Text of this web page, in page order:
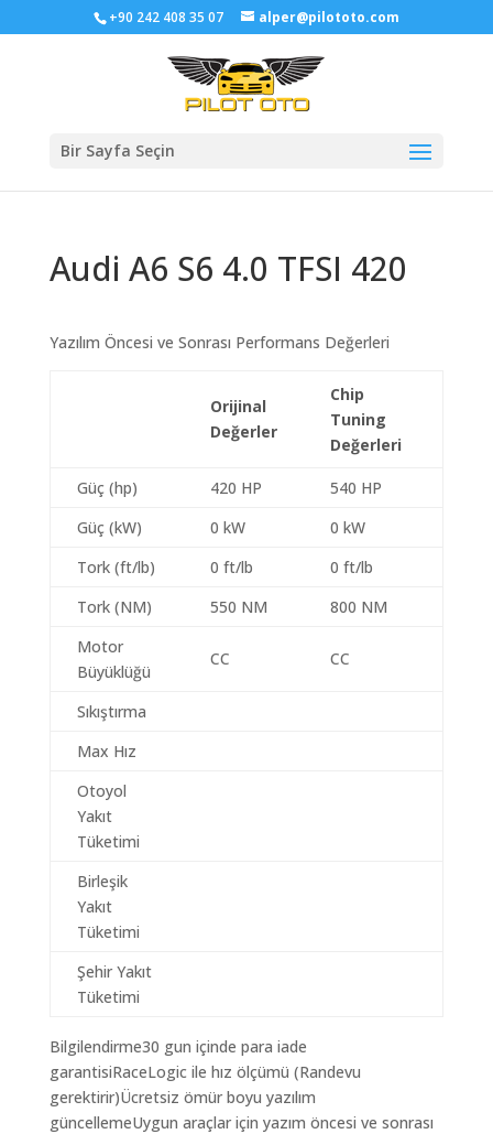
+90 242 408 35 07 alper@pilototo.com
Bir Sayfa Seçin
Audi A6 S6 4.0 TFSI 420
Yazılım Öncesi ve Sonrası Performans Değerleri
Orijinal
Değerler
Chip
Tuning
Değerleri
Güç (hp) 420 HP
540 HP
Güç (kW)
0 kW
0 kW
Tork (ft/lb)
0 ft/lb
0 ft/lb
Tork (NM)
550 NM
800 NM
Motor
Büyüklüğü
CC CC
Sıkıştırma
Max Hız
Otoyol
Yakıt
Tüketimi
Birleşik
Yakıt
Tüketimi
Şehir Yakıt
Tüketimi
Bilgilendirme30 gun içinde para iade
garantisiRaceLogic ile hız ölçümü (Randevu
gerektirir)Ücretsiz ömür boyu yazılım
güncellemeUygun araçlar için yazım öncesi ve sonrası